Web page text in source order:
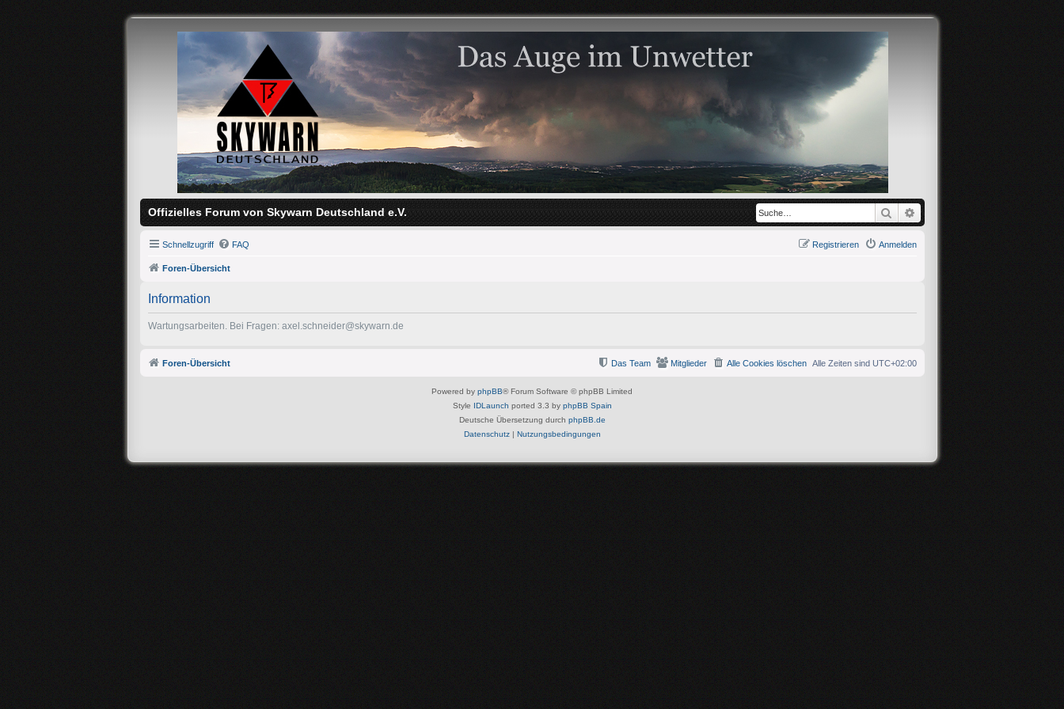
Offizielles Forum von Skywarn Deutschland e.V. Suche
Schnellzugriff FAQ Anmelden
Registrieren
Foren-Übersicht
Information
Wartungsarbeiten. Bei Fragen: axel.schneider@skywarn.de
Foren-Übersicht Alle Zeiten sind UTC+02:00
Alle Cookies löschen
Mitglieder
Das Team
Powered by phpBB® Forum Software © phpBB Limited
Style IDLaunch ported 3.3 by phpBB Spain
Deutsche Übersetzung durch phpBB.de
Datenschutz| Nutzungsbedingungen